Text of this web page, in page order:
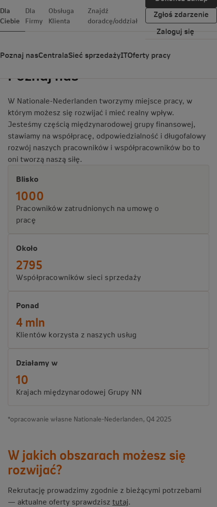
Dla
Ciebie
Dla
Firmy
Obsługa
Klienta
Znajdź
doradcę/oddział
Zgłoś zdarzenie
Zaloguj się
Poznaj nasCentralaSieć sprzedażyITOferty pracy
Poznaj nas
W Nationale-Nederlanden tworzymy miejsce pracy, w
którym możesz się rozwijać i mieć realny wpływ.
Jesteśmy częścią międzynarodowej grupy finansowej,
stawiamy na współpracę, odpowiedzialność i długofalowy
rozwój naszych pracowników i współpracowników bo to
oni tworzą naszą siłę.
Blisko
1000
Pracowników zatrudnionych na umowę o
pracę
Około
2795
Współpracowników sieci sprzedaży
Ponad
4 mln
Klientów korzysta z naszych usług
Działamy w
10
Krajach międzynarodowej Grupy NN
*opracowanie własne Nationale-Nederlanden, Q4 2025
W jakich obszarach możesz się
rozwijać?
Rekrutację prowadzimy zgodnie z bieżącymi potrzebami
— aktualne oferty sprawdzisz tutaj.